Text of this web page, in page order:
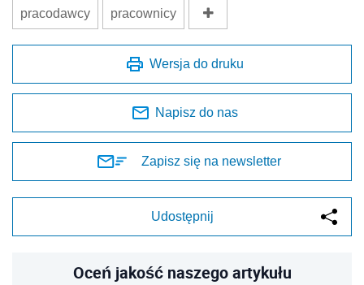
pracodawcy pracownicy
Wersja do druku
Napisz do nas
Zapisz się na newsletter
Udostępnij
Oceń jakość naszego artykułu